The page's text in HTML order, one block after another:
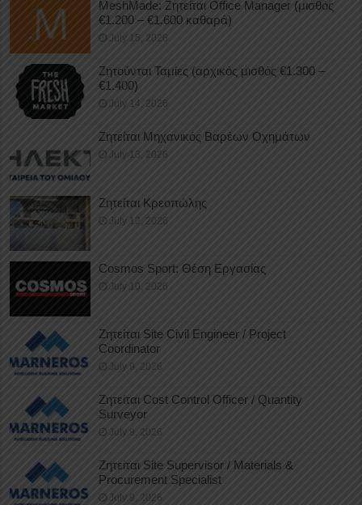
MeshMade: Ζητείται Office Manager (μισθός
€1.200 – €1.600 καθαρά)
July 15, 2026
Ζητούνται Ταμίες (αρχικός μισθός €1.300 –
€1.400)
July 14, 2026
Ζητείται Μηχανικός Βαρέων Οχημάτων
July 13, 2026
Ζητείται Κρεοπώλης
July 12, 2026
Cosmos Sport: Θέση Εργασίας
July 10, 2026
Ζητείται Site Civil Engineer / Project
Coordinator
July 9, 2026
Ζητείται Cost Control Officer / Quantity
Surveyor
July 9, 2026
Ζητείται Site Supervisor / Materials &
Procurement Specialist
July 9, 2026